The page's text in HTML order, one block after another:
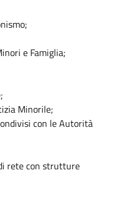
e Famiglia;
Minorile;
con le Autorità
rete con strutture